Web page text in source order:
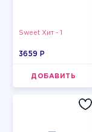
Sweet Хит - 1
3659 P
ДОБАВИТЬ